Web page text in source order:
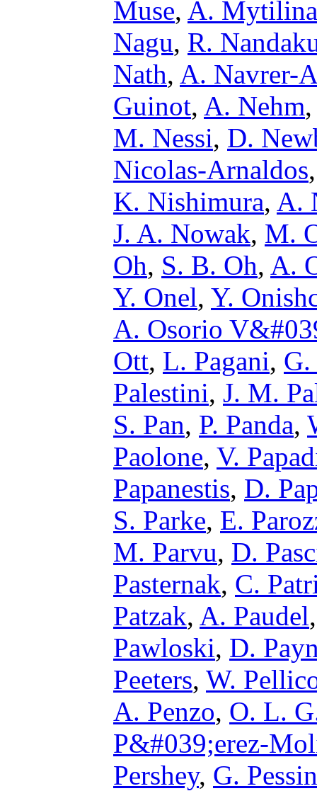
Muse, A.
Nagu, R.
Nath, A. Navrer-
Guinot, A. Nehm
M. Nessi, D.
Nicolas-Arnaldos
K. Nishimura, A.
J. A. Nowak, M.
Oh, S. B. Oh, A.
Y. Onel, Y.
A. Osorio
Ott, L. Pagani, G.
Palestini, J. M.
S. Pan, P. Panda,
Paolone, V.
Papanestis, D.
S. Parke, E.
M. Parvu, D.
Pasternak, C.
Patzak, A. Paudel
Pawloski, D.
Peeters, W.
A. Penzo, O. L.
P&#039;erez-
Pershey, G.